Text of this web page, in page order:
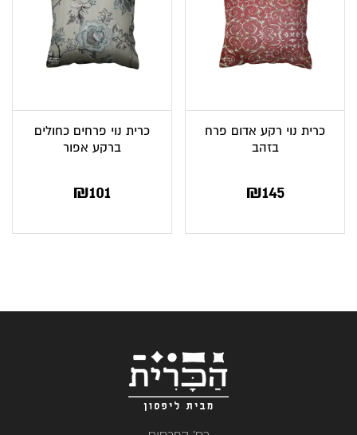
כרית נוי רקע אדום פרח
בזהב
₪145
כרית נוי פרחים כחולים
ברקע אפור
₪101